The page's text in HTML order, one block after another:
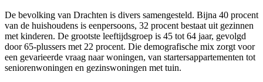
De bevolking van Drachten is divers samengesteld. Bijna 40 procent
van de huishoudens is eenpersoons, 32 procent bestaat uit gezinnen
met kinderen. De grootste leeftijdsgroep is 45 tot 64 jaar, gevolgd
door 65-plussers met 22 procent. Die demografische mix zorgt voor
een gevarieerde vraag naar woningen, van startersappartementen tot
seniorenwoningen en gezinswoningen met tuin.